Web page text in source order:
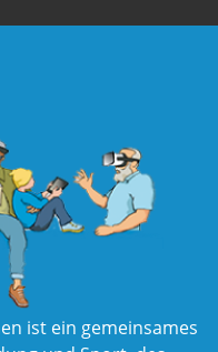
ist ein gemeinsames